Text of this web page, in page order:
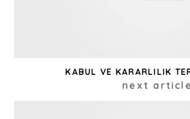
KABUL VE KARARLILIK
next article